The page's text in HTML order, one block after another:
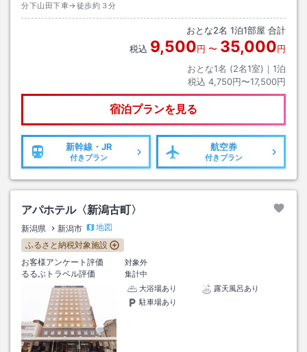
分下山田下車→徒歩約３分
おとな2名 1泊1部屋 合計
税込 9,500円 〜 35,000円
おとな1名 (2名1室)｜ 1泊
税込 4,750円〜17,500円
宿泊プランを見る
新幹線・JR
付きプラン
航空券
付きプラン
アパホテル〈新潟古町〉
新潟県 新潟市
地図
ふるさと納税対象施設
お客様アンケート評価
対象外
るるぶトラベル評価
集計中
大浴場あり
露天風呂あり
駐車場あり